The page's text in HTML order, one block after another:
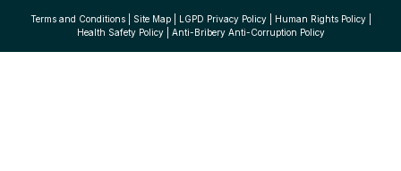
Terms and Conditions| Site Map| LGPD Privacy Policy| Human Rights Policy|
Health Safety Policy| Anti-Bribery Anti-Corruption Policy